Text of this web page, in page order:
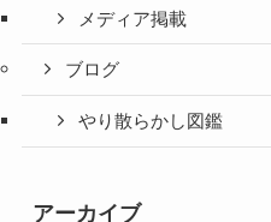
メディア掲載
ブログ
やり散らかし図鑑
アーカイブ